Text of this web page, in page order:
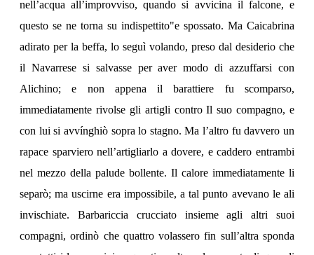
nell’acqua all’improvviso, quando si avvicina il falcone, e
questo se ne torna su indispettito"e spossato. Ma Caicabrina
adirato per la beffa, lo seguì volando, preso dal desiderio che
il Navarrese si salvasse per aver modo di azzuffarsi con
Alichino; e non appena il barattiere fu scomparso,
immediatamente rivolse gli artigli contro Il suo compagno, e
con lui si avvínghiò sopra lo stagno. Ma l’altro fu davvero un
rapace sparviero nell’artigliarlo a dovere, e caddero entrambi
nel mezzo della palude bollente. Il calore immediatamente li
separò; ma uscirne era impossibile, a tal punto avevano le ali
invischiate. Barbariccia crucciato insieme agli altri suoi
compagni, ordinò che quattro volassero fin sull’altra sponda